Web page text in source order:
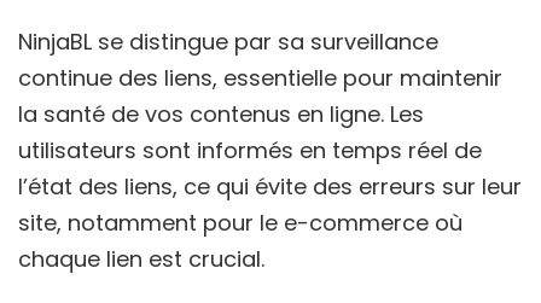
NinjaBL se distingue par sa surveillance
continue des liens, essentielle pour maintenir
la santé de vos contenus en ligne. Les
utilisateurs sont informés en temps réel de
l’état des liens, ce qui évite des erreurs sur leur
site, notamment pour le e-commerce où
chaque lien est crucial.